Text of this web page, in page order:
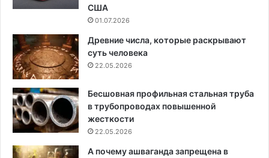
США
01.07.2026
Древние числа, которые раскрывают
суть человека
22.05.2026
Бесшовная профильная стальная труба
в трубопроводах повышенной
жесткости
22.05.2026
А почему ашваганда запрещена в